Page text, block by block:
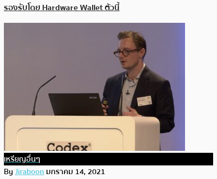
รองรับโดย Hardware Wallet ตัวนี้
เหรียญอื่นๆ
ByJiraboonมกราคม 14, 2021